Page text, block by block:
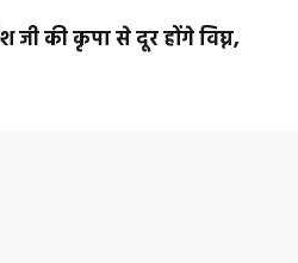
जी की कृपा से दूर होंगे विघ्न,